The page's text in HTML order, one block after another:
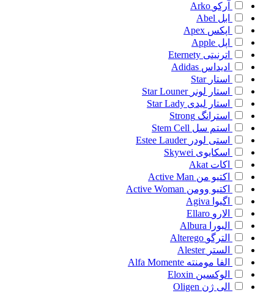
آرکو Arko
ابل Abel
اپکس Apex
اپل Apple
اترنیتی Eternety
ادیداس Adidas
استار Star
استار لونر Star Louner
استار لیدی Star Lady
استرانگ Strong
استم سل Stem Cell
استی لودر Estee Lauder
اسکایوی Skywei
اکات Akat
اکتیو من Active Man
اکتیو وومن Active Woman
اگیوا Agiva
الارو Ellaro
البورا
Albura
الترگو Alterego
الستر Alester
الفا مومنته Alfa Momente
الوکسین Eloxin
الی ژن Oligen